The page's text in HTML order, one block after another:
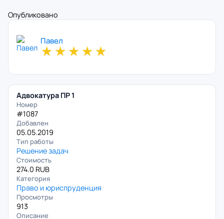
Опубликовано
Павел
★★★★★
Адвокатура ПР 1
Номер
#1087
Добавлен
05.05.2019
Тип работы
Решение задач
Стоимость
274.0 RUB
Категория
Право и юриспруденция
Просмотры
913
Описание